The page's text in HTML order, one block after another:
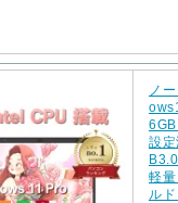
ノ
設
軽
ル